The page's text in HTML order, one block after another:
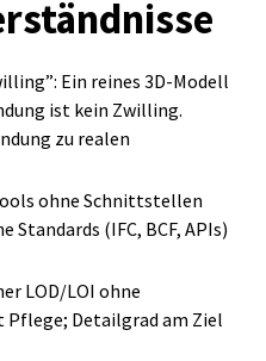
Ein reines 3D‑Modell
ist kein Zwilling.
zu realen
ohne Schnittstellen
Standards (IFC, BCF, APIs)
LOD/LOI ohne
Detailgrad am Ziel